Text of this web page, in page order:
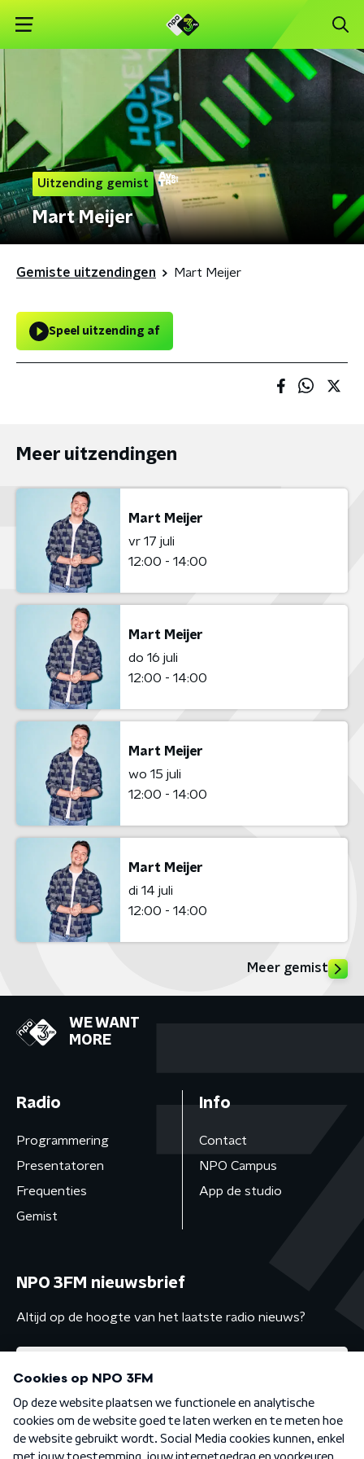
Uitzending gemist
Mart Meijer
Gemiste uitzendingen Mart Meijer
Speel uitzending af
Meer uitzendingen
Mart Meijer
vr 17 juli
12:00 - 14:00
Mart Meijer
do 16 juli
12:00 - 14:00
Mart Meijer
wo 15 juli
12:00 - 14:00
Mart Meijer
di 14 juli
12:00 - 14:00
Meer gemist
WE WANT
MORE
Radio
Programmering
Presentatoren
Frequenties
Gemist
Info
Contact
NPO Campus
App de studio
NPO 3FM nieuwsbrief
Altijd op de hoogte van het laatste radio nieuws?
Algemene voorwaarden Privacybeleid